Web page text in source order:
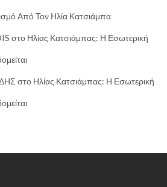
Από Τον Ηλία Κατσιάμπα
στο Ηλίας Κατσιάμπας: Η Εσωτερική
στο Ηλίας Κατσιάμπας: Η Εσωτερική